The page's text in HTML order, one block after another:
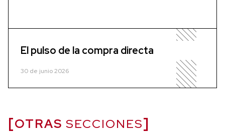
El pulso de la compra directa
30 de junio 2026
OTRAS SECCIONES